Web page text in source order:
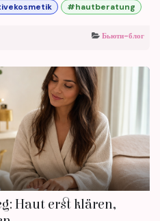
#hautberatung
Бьюти-блог
Haut erst klären,